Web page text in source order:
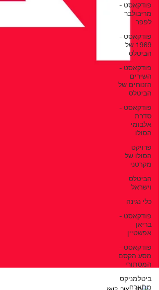
פודקאסט -
מריבולבר
לפפר
פודקאסט -
1969 של
הביטלס
פודקאסט -
השירים
הזנוחים של
הביטלס
פודקאסט -
סדרת
אלבומי
הסולו
פרויקט
הסולו של
מקרטני
הביטלס
וישראל
כלי נגינה
פודקאסט -
בריאן
אפשטיין
פודקאסט -
מסע הקסם
המסתורי
ביטלמניקס
מתארח